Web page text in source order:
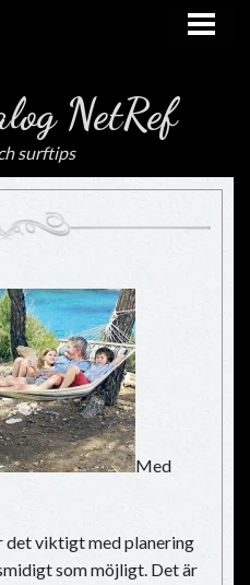
NetRef
surftips
Med
det viktigt med planering
som möjligt. Det är